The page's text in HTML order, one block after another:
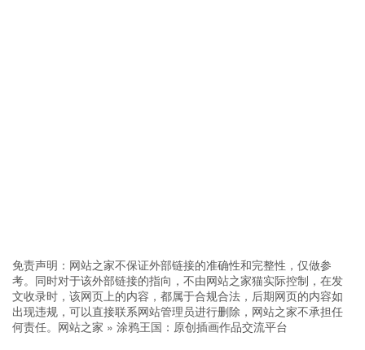
免责声明：网站之家不保证外部链接的准确性和完整性，仅做参
考。同时对于该外部链接的指向，不由网站之家猫实际控制，在发
文收录时，该网页上的内容，都属于合规合法，后期网页的内容如
出现违规，可以直接联系网站管理员进行删除，网站之家不承担任
何责任。 网站之家 » 涂鸦王国：原创插画作品交流平台